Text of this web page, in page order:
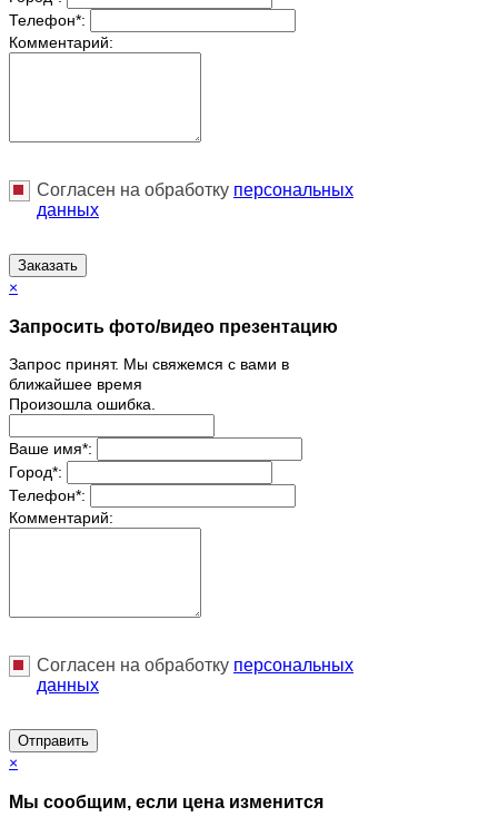
Телефон*:
Комментарий:
Согласен на обработку персональныx
данных
Заказать
×
Запросить фото/видео презентацию
Запрос принят. Мы свяжемся с вами в
ближайшее время
Произошла ошибка.
Ваше имя*:
Город*:
Телефон*:
Комментарий:
Согласен на обработку персональныx
данных
Отправить
×
Мы сообщим, если цена изменится